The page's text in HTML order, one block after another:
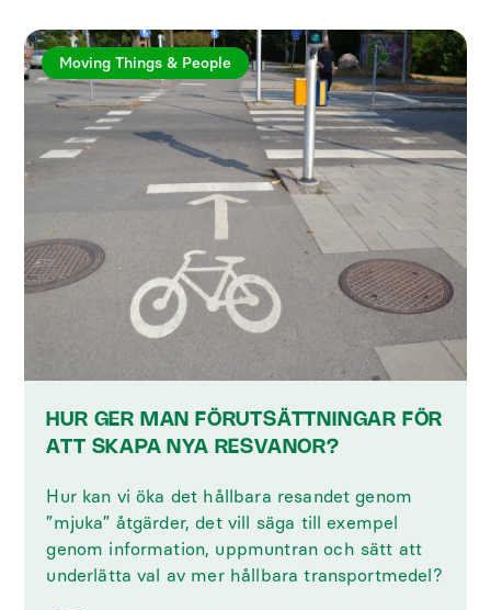
Moving Things & People
HUR GER MAN FÖRUTSÄTTNINGAR FÖR
ATT SKAPA NYA RESVANOR?
Hur kan vi öka det hållbara resandet genom
”mjuka” åtgärder, det vill säga till exempel
genom information, uppmuntran och sätt att
underlätta val av mer hållbara transportmedel?